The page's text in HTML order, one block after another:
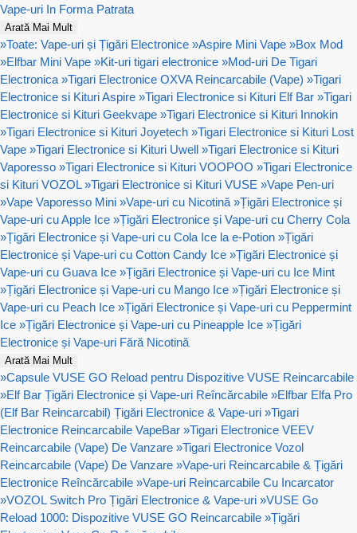
Vape-uri In Forma Patrata
Arată Mai Mult
»Toate: Vape-uri și Țigări Electronice »Aspire Mini Vape »Box Mod
»Elfbar Mini Vape »Kit-uri tigari electronice »Mod-uri De Tigari
Electronica »Tigari Electronice OXVA Reincarcabile (Vape) »Tigari
Electronice si Kituri Aspire »Tigari Electronice si Kituri Elf Bar »Tigari
Electronice si Kituri Geekvape »Tigari Electronice si Kituri Innokin
»Tigari Electronice si Kituri Joyetech »Tigari Electronice si Kituri Lost
Vape »Tigari Electronice si Kituri Uwell »Tigari Electronice si Kituri
Vaporesso »Tigari Electronice si Kituri VOOPOO »Tigari Electronice
si Kituri VOZOL »Tigari Electronice si Kituri VUSE »Vape Pen-uri
»Vape Vaporesso Mini »Vape-uri cu Nicotină »Țigări Electronice și
Vape-uri cu Apple Ice »Țigări Electronice și Vape-uri cu Cherry Cola
»Țigări Electronice și Vape-uri cu Cola Ice la e-Potion »Țigări
Electronice și Vape-uri cu Cotton Candy Ice »Țigări Electronice și
Vape-uri cu Guava Ice »Țigări Electronice și Vape-uri cu Ice Mint
»Țigări Electronice și Vape-uri cu Mango Ice »Țigări Electronice și
Vape-uri cu Peach Ice »Țigări Electronice și Vape-uri cu Peppermint
Ice »Țigări Electronice și Vape-uri cu Pineapple Ice »Țigări
Electronice și Vape-uri Fără Nicotină
Arată Mai Mult
»Capsule VUSE GO Reload pentru Dispozitive VUSE Reincarcabile
»Elf Bar Țigări Electronice și Vape-uri Reîncărcabile »Elfbar Elfa Pro
(Elf Bar Reincarcabil) Țigări Electronice & Vape-uri »Tigari
Electronice Reincarcabile VapeBar »Tigari Electronice VEEV
Reincarcabile (Vape) De Vanzare »Tigari Electronice Vozol
Reincarcabile (Vape) De Vanzare »Vape-uri Reincarcabile & Țigări
Electronice Reîncărcabile »Vape-uri Reincarcabile Cu Incarcator
»VOZOL Switch Pro Țigări Electronice & Vape-uri »VUSE Go
Reload 1000: Dispozitive VUSE GO Reincarcabile »Țigări